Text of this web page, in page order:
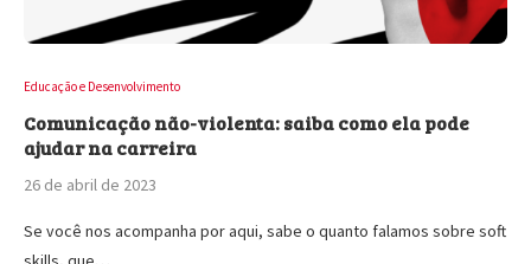
Educação e Desenvolvimento
Comunicação não-violenta: saiba como ela pode
ajudar na carreira
26 de abril de 2023
Se você nos acompanha por aqui, sabe o quanto falamos sobre soft